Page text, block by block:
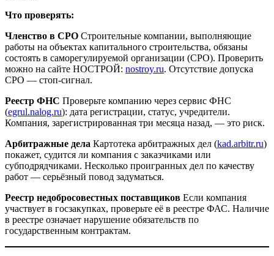
Что проверять:
Членство в СРО Строительные компании, выполняющие
работы на объектах капитального строительства, обязаны
состоять в саморегулируемой организации (СРО). Проверить
можно на сайте НОСТРОЙ: nostroy.ru. Отсутствие допуска
СРО — стоп-сигнал.
Реестр ФНС Проверьте компанию через сервис ФНС
(egrul.nalog.ru): дата регистрации, статус, учредители.
Компания, зарегистрированная три месяца назад, — это риск.
Арбитражные дела Картотека арбитражных дел (kad.arbitr.ru)
покажет, судится ли компания с заказчиками или
субподрядчиками. Несколько проигранных дел по качеству
работ — серьёзный повод задуматься.
Реестр недобросовестных поставщиков Если компания
участвует в госзакупках, проверьте её в реестре ФАС. Наличие
в реестре означает нарушение обязательств по
государственным контрактам.